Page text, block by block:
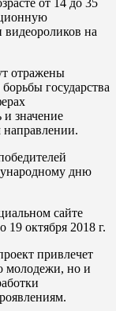
на
отражены
государства
и значение
направлении.
дню
сайте
19 октября 2018 г.
привлечет
молодежи, но и